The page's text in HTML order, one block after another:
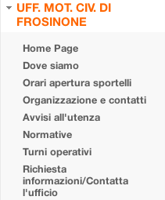
UFF. MOT. CIV. DI
FROSINONE
Home Page
Dove siamo
Orari apertura sportelli
Organizzazione e contatti
Avvisi all'utenza
Normative
Turni operativi
Richiesta
informazioni/Contatta
l'ufficio